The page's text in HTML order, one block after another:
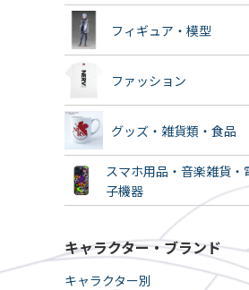
フィギュア・模型
ファッション
グッズ・雑貨類・食品
スマホ用品・音楽雑貨・
子機器
キャラクター・ブランド
キャラクター別